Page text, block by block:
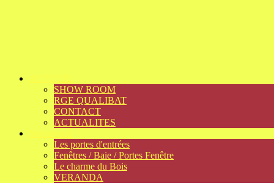
SHOW ROOM
RGE QUALIBAT
CONTACT
ACTUALITES
Les portes d'entrées
Fenêtres / Baie / Portes Fenêtre
Le charme du Bois
VERANDA